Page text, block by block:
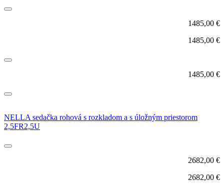
1485,00 €
1485,00 €
1485,00 €
NELLA sedačka rohová s rozkladom a s úložným priestorom
2,5FR2,5U
2682,00 €
2682,00 €